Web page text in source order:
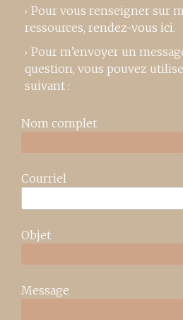
Pour vous renseigner sur
ressources, rendez-vous ici.
Pour m’envoyer un
question, vous pouvez
suivant :
Nom complet
Courriel
Objet
Message